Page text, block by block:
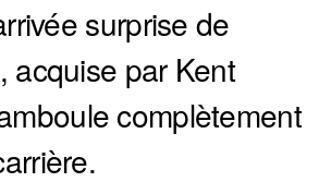
surprise de
acquise par Kent
complètement